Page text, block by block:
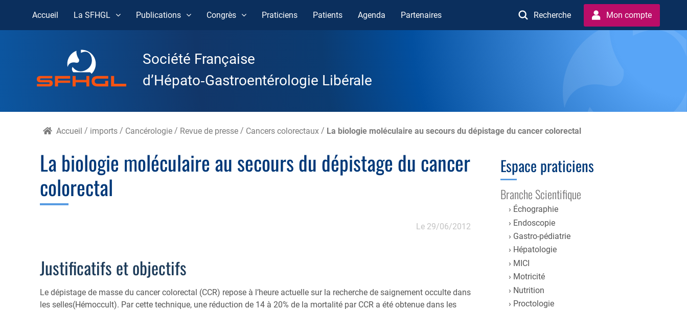
Skip
Accueil La SFHGL Publications Congrès Praticiens Patients Agenda Partenaires Recherche Mon compte
Société Française
d’Hépato‑Gastroentérologie Libérale
Accueil / imports / Cancérologie / Revue de presse / Cancers colorectaux / La biologie moléculaire au secours du dépistage du cancer colorectal
La biologie moléculaire au secours du dépistage du cancer
colorectal
Le 29/06/2012
Justificatifs et objectifs
Le dépistage de masse du cancer colorectal (CCR) repose à l’heure actuelle sur la recherche de saignement occulte dans
les selles(Hémoccult). Par cette technique, une réduction de 14 à 20% de la mortalité par CCR a été obtenue dans les
Espace praticiens
Branche Scientifique
Échographie
Endoscopie
Gastro-pédiatrie
Hépatologie
MICI
Motricité
Nutrition
Proctologie